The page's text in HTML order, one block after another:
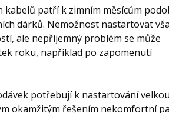
kabelů patří k zimním měsícům
dárků. Nemožnost nastartovat
ale nepříjemný problém se může
roku, například po zapomenutí
potřebují k nastartování
okamžitým řešením nekomfortní